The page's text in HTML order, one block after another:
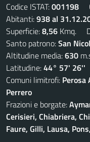
Codice ISTAT:001198
Abitanti:938 al
Superficie:8,56 Kmq.
Santo patrono:San
Altitudine media:630
Latitudine:44° 57' 26''
Comuni limitrofi: Perosa
Perrero
Frazioni e borgate:
Cerisieri, Chiabriera,
Faure, Gilli, Lausa,